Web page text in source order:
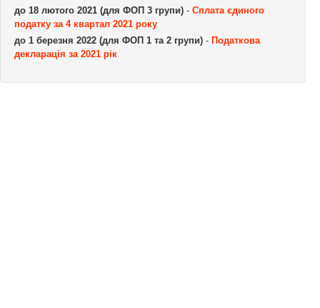
до 18 лютого 2021 (для ФОП 3 групи) - Сплата єдиного
податку за 4 квартал 2021 року
до 1 березня 2022 (для ФОП 1 та 2 групи) - Податкова
декларація за 2021 рік